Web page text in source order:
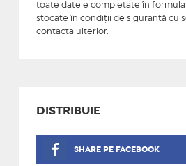
toate datele completate în
stocate în condiţii de siguranţă cu
contacta ulterior.
DISTRIBUIE
SHARE PE FACEBOOK